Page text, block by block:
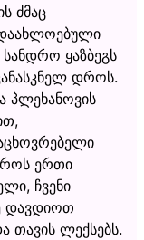
ძმაც
ყაზბეგს
დროს.
პლეხანოვის
ერთი
ჩვენი
დავდიოთ
თავის ლექსებს.